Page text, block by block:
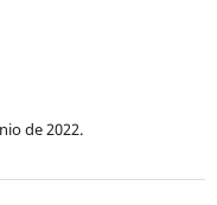
de 2022.